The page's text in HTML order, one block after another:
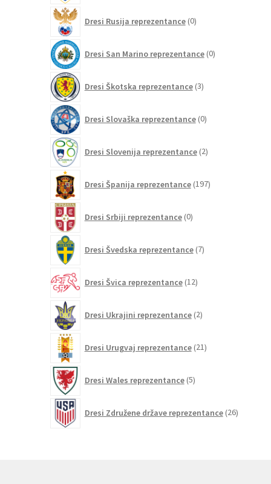
Dresi Rusija reprezentance 0izdelkov
Dresi San Marino reprezentance 0izdelkov
Dresi Škotska reprezentance 3izdelki
Dresi Slovaška reprezentance 0izdelkov
Dresi Slovenija reprezentance 2izdelka
Dresi Španija reprezentance 197izdelkov
Dresi Srbiji reprezentance 0izdelkov
Dresi Švedska reprezentance 7izdelkov
Dresi Švica reprezentance 12izdelkov
Dresi Ukrajini reprezentance 2izdelka
Dresi Urugvaj reprezentance 21izdelkov
Dresi Wales reprezentance 5izdelkov
Dresi Združene države reprezentance 26izdelkov